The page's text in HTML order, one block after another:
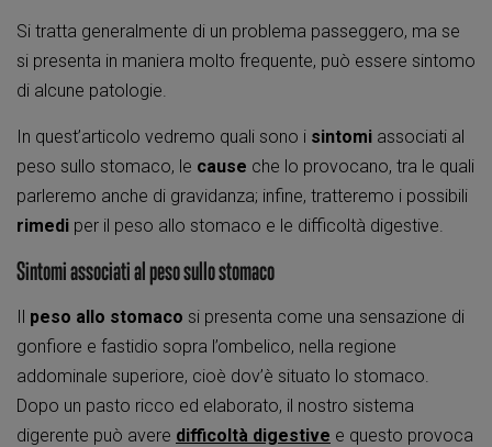
Si tratta generalmente di un problema passeggero, ma se
si presenta in maniera molto frequente, può essere sintomo
di alcune patologie.
In quest’articolo vedremo quali sono i sintomi associati al
peso sullo stomaco, le cause che lo provocano, tra le quali
parleremo anche di gravidanza; infine, tratteremo i possibili
rimedi per il peso allo stomaco e le difficoltà digestive.
Sintomi associati al peso sullo stomaco
Il peso allo stomaco si presenta come una sensazione di
gonfiore e fastidio sopra l’ombelico, nella regione
addominale superiore, cioè dov’è situato lo stomaco.
Dopo un pasto ricco ed elaborato, il nostro sistema
digerente può avere difficoltà digestive e questo provoca